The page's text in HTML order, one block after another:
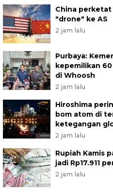
China
"drone" ke AS
2 jam lalu
Purbaya:
kepemilikan
di Whoosh
2 jam lalu
Hiroshima
bom atom di
ketegangan
2 jam lalu
Rupiah Kamis
jadi Rp17.911
2 jam lalu